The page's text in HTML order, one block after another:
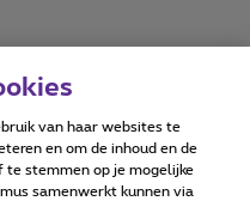
statement
van haar websites te
en om de inhoud en de
stemmen op je mogelijke
samenwerkt kunnen via